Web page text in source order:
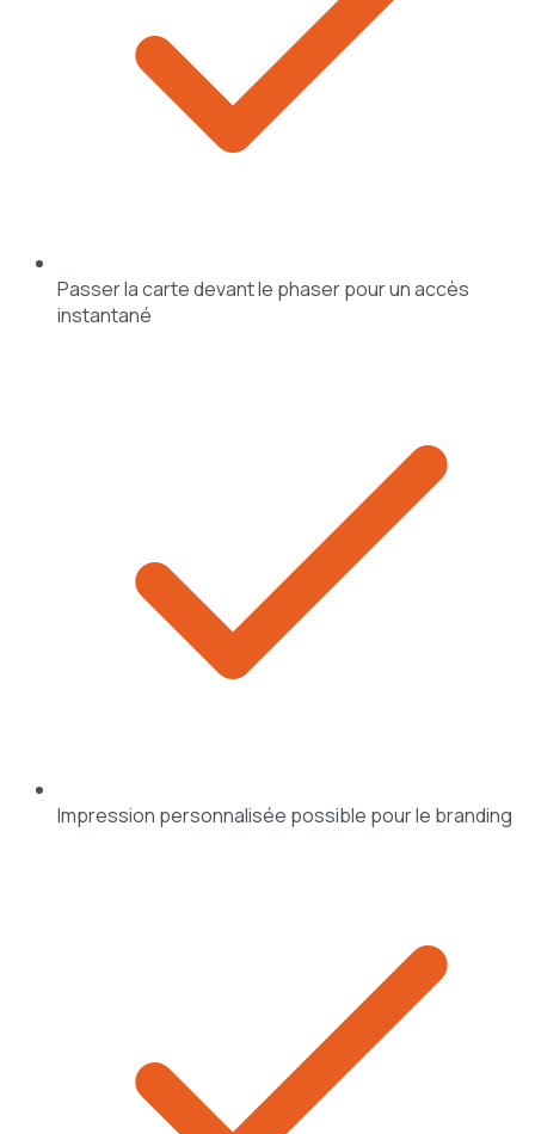
Passer la carte devant le phaser pour un accès
instantané
Impression personnalisée possible pour le branding